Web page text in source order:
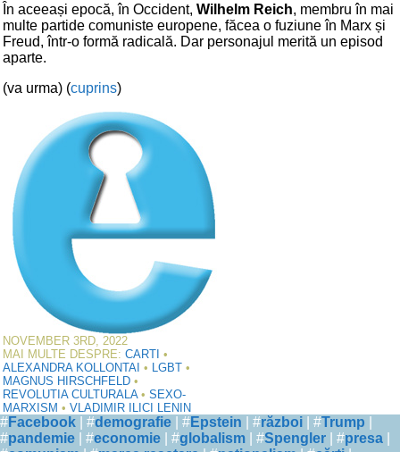
În aceeași epocă, în Occident, Wilhelm Reich, membru în mai
multe partide comuniste europene, făcea o fuziune în Marx și
Freud, într-o formă radicală. Dar personajul merită un episod
aparte.
(va urma) (cuprins)
NOVEMBER 3RD, 2022
MAI MULTE DESPRE: CARTI •
ALEXANDRA KOLLONTAI • LGBT •
MAGNUS HIRSCHFELD •
REVOLUTIA CULTURALA• SEXO-
MARXISM • VLADIMIR ILICI LENIN
#Facebook | #demografie | #Epstein | #război | #Trump
#pandemie | #economie | #globalism | #Spengler | #presa